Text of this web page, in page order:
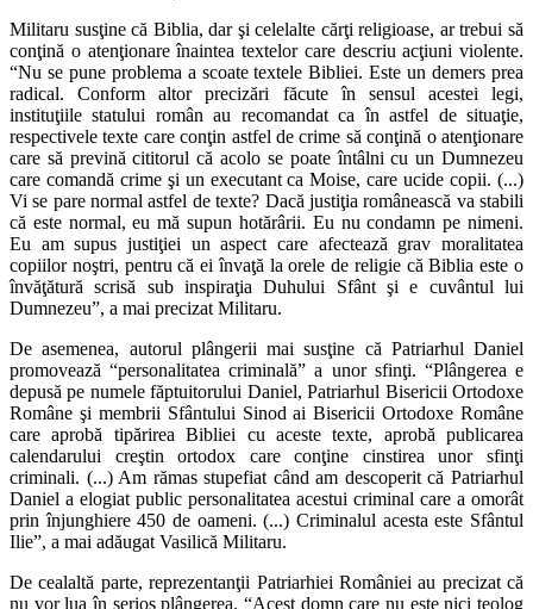
Militaru susţine că Biblia, dar şi celelalte cărţi religioase, ar trebui să
conţină o atenţionare înaintea textelor care descriu acţiuni violente.
“Nu se pune problema a scoate textele Bibliei. Este un demers prea
radical. Conform altor precizări făcute în sensul acestei legi,
instituţiile statului român au recomandat ca în astfel de situaţie,
respectivele texte care conţin astfel de crime să conţină o atenţionare
care să prevină cititorul că acolo se poate întâlni cu un Dumnezeu
care comandă crime şi un executant ca Moise, care ucide copii. (...)
Vi se pare normal astfel de texte? Dacă justiţia românească va stabili
că este normal, eu mă supun hotărârii. Eu nu condamn pe nimeni.
Eu am supus justiţiei un aspect care afectează grav moralitatea
copiilor noştri, pentru că ei învaţă la orele de religie că Biblia este o
învăţătură scrisă sub inspiraţia Duhului Sfânt şi e cuvântul lui
Dumnezeu”, a mai precizat Militaru.
De asemenea, autorul plângerii mai susţine că Patriarhul Daniel
promovează “personalitatea criminală” a unor sfinţi. “Plângerea e
depusă pe numele făptuitorului Daniel, Patriarhul Bisericii Ortodoxe
Române şi membrii Sfântului Sinod ai Bisericii Ortodoxe Române
care aprobă tipărirea Bibliei cu aceste texte, aprobă publicarea
calendarului creştin ortodox care conţine cinstirea unor sfinţi
criminali. (...) Am rămas stupefiat când am descoperit că Patriarhul
Daniel a elogiat public personalitatea acestui criminal care a omorât
prin înjunghiere 450 de oameni. (...) Criminalul acesta este Sfântul
Ilie”, a mai adăugat Vasilică Militaru.
De cealaltă parte, reprezentanţii Patriarhiei României au precizat că
nu vor lua în serios plângerea. “Acest domn care nu este nici teolog